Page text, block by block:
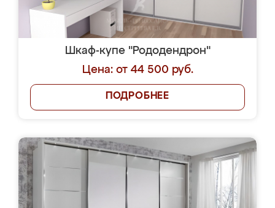
Шкаф-купе "Рододендрон"
Цена: от 44 500 руб.
ПОДРОБНЕЕ